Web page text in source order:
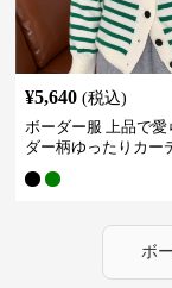
¥5,640 (税込)
ボーダー服 上品で愛
ダー柄ゆったりカー
ボ